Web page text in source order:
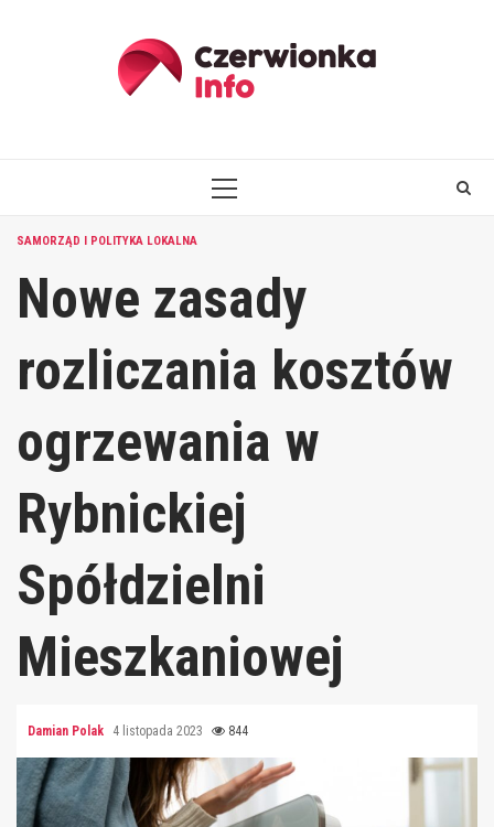
PRIMARY
SAMORZĄD I POLITYKA LOKALNA
Nowe zasady
rozliczania kosztów
ogrzewania w
Rybnickiej
Spółdzielni
Mieszkaniowej
Damian Polak 4 listopada 2023 844